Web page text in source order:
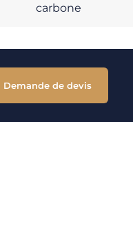
carbone
Demande de devis